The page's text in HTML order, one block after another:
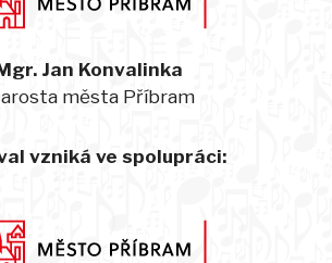
Jan Konvalinka
města Příbram
vzniká ve spolupráci: